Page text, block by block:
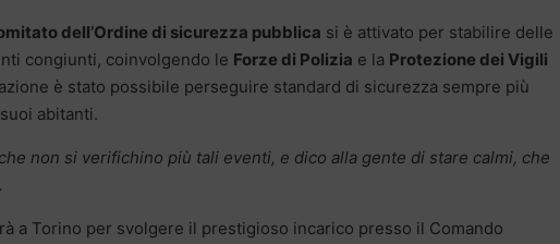
dell’Ordine di sicurezza pubblica si è attivato per stabilire delle
congiunti, coinvolgendo le Forze di Polizia e la Protezione dei Vigili
è stato possibile perseguire standard di sicurezza sempre più
abitanti.
non si verifichino più tali eventi, e dico alla gente di stare calmi, che
a Torino per svolgere il prestigioso incarico presso il Comando